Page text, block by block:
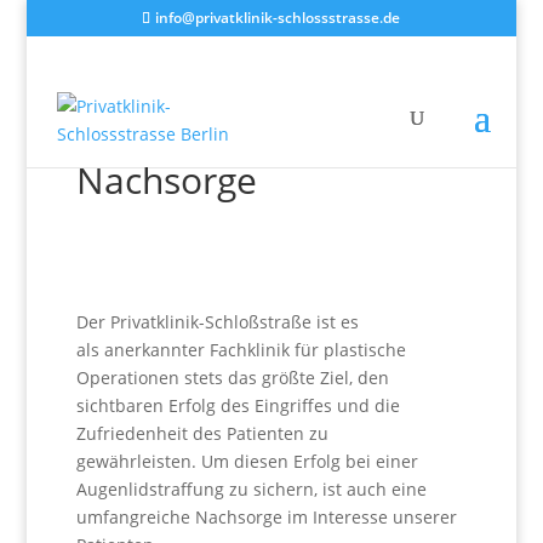
info@privatklinik-schlossstrasse.de
Augenlidstraffung –
Nachsorge
Der Privatklinik-Schloßstraße ist es
als anerkannter Fachklinik für plastische
Operationen stets das größte Ziel, den
sichtbaren Erfolg des Eingriffes und die
Zufriedenheit des Patienten zu
gewährleisten. Um diesen Erfolg bei einer
Augenlidstraffung zu sichern, ist auch eine
umfangreiche Nachsorge im Interesse unserer